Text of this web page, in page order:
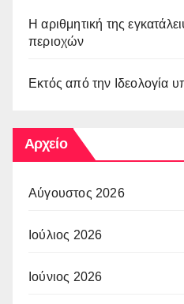
Η αριθμητική της
περιοχών
Εκτός από την Ιδεολογία
Αρχείο
Αύγουστος 2026
Ιούλιος 2026
Ιούνιος 2026